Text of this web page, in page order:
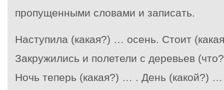
пропущенными словами и записать.
Наступила (какая?) … осень. Стоит
Закружились и полетели с деревьев
Ночь теперь (какая?) … . День (какой?)